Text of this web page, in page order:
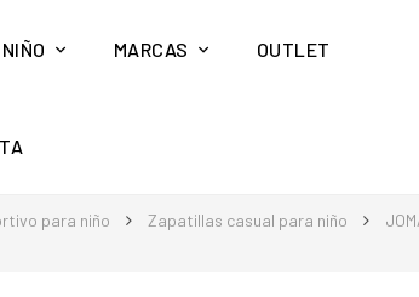
NIÑO MARCAS OUTLET
para niño Zapatillas casual para niño